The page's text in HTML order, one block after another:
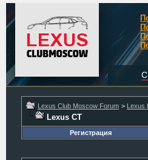
Lexus Club Moscow Forum > Lexus
Lexus CT
Регистрация